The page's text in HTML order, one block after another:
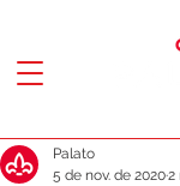
Palato
5 de nov. de 20202